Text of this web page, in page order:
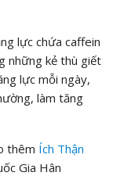
lực chứa caffein
những kẻ thù giết
lực mỗi ngày,
làm tăng
thêm Ích Thận
Gia Hân